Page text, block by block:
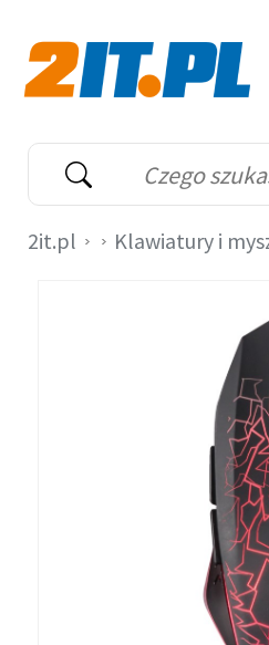
Wyszukiwarka
Słowo kluczowe
2it.pl Klawiatury i